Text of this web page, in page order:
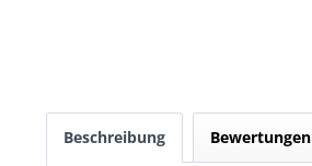
Beschreibung Bewertungen